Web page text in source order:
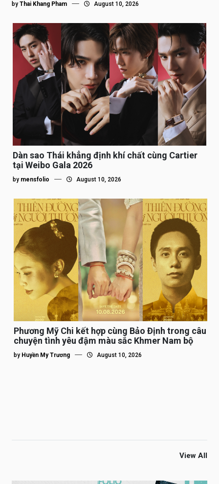
by Thai Khang Pham August 10, 2026
Dàn sao Thái khẳng định khí chất cùng Cartier
tại Weibo Gala 2026
by mensfolio August 10, 2026
Phương Mỹ Chi kết hợp cùng Bảo Định trong câu
chuyện tình yêu đậm màu sắc Khmer Nam bộ
by Huyền My Trương August 10, 2026
View All